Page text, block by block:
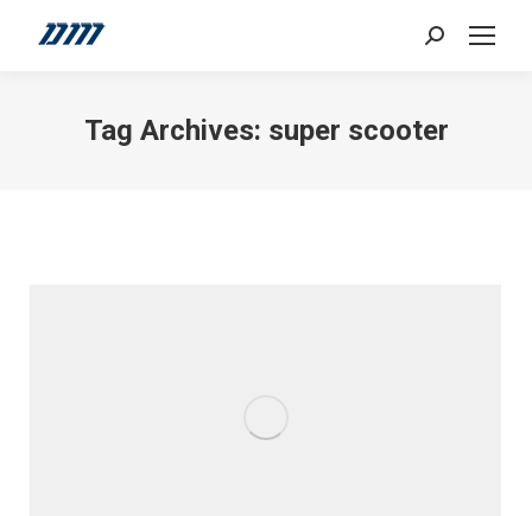
Search:
Tag Archives: super scooter